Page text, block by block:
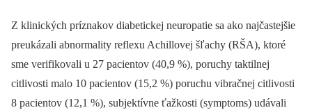
Z klinických príznakov diabetickej neuropatie sa ako najčastejšie
preukázali abnormality reflexu Achillovej šľachy (RŠA), ktoré
sme verifikovali u 27 pacientov (40,9 %), poruchy taktilnej
citlivosti malo 10 pacientov (15,2 %) poruchu vibračnej citlivosti
8 pacientov (12,1 %), subjektívne ťažkosti (symptoms) udávali